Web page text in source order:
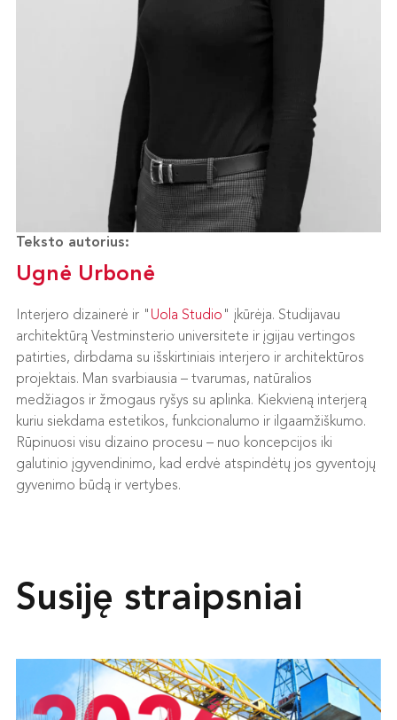
Teksto autorius:
Ugnė Urbonė
Interjero dizainerė ir " Uola Studio " įkūrėja. Studijavau
architektūrą Vestminsterio universitete ir įgijau vertingos
patirties, dirbdama su išskirtiniais interjero ir architektūros
projektais. Man svarbiausia – tvarumas, natūralios
medžiagos ir žmogaus ryšys su aplinka. Kiekvieną interjerą
kuriu siekdama estetikos, funkcionalumo ir ilgaamžiškumo.
Rūpinuosi visu dizaino procesu – nuo koncepcijos iki
galutinio įgyvendinimo, kad erdvė atspindėtų jos gyventojų
gyvenimo būdą ir vertybes.
Susiję straipsniai